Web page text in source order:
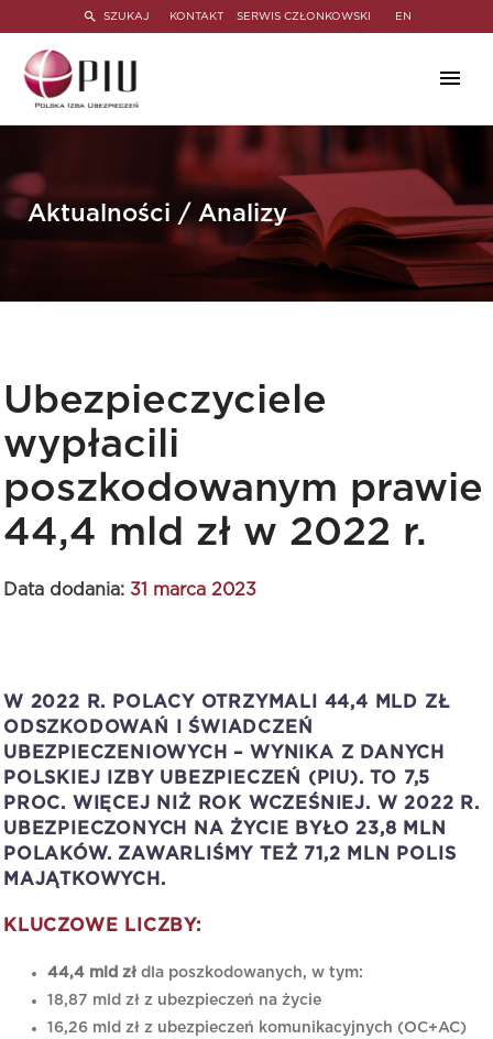
SZUKAJ KONTAKT SERWIS CZŁONKOWSKI EN
Aktualności / Analizy
Ubezpieczyciele
wypłacili
poszkodowanym prawie
44,4 mld zł w 2022 r.
Data dodania: 31 marca 2023
W 2022 R. POLACY OTRZYMALI 44,4 MLD ZŁ
ODSZKODOWAŃ I ŚWIADCZEŃ
UBEZPIECZENIOWYCH – WYNIKA Z DANYCH
POLSKIEJ IZBY UBEZPIECZEŃ (PIU). TO 7,5
PROC. WIĘCEJ NIŻ ROK WCZEŚNIEJ. W 2022 R.
UBEZPIECZONYCH NA ŻYCIE BYŁO 23,8 MLN
POLAKÓW. ZAWARLIŚMY TEŻ 71,2 MLN POLIS
MAJĄTKOWYCH.
KLUCZOWE LICZBY:
44,4 mld zł dla poszkodowanych, w tym:
18,87 mld zł z ubezpieczeń na życie
16,26 mld zł z ubezpieczeń komunikacyjnych (OC+AC)